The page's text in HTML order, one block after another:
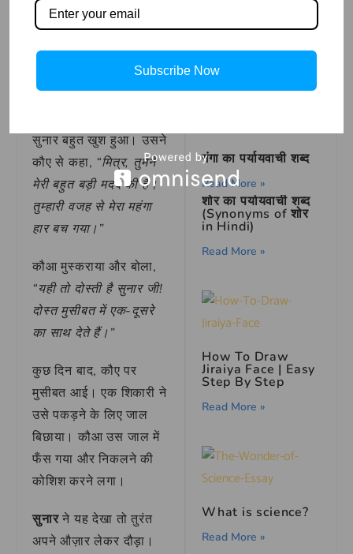
आस-पास के लोग दौड़े
वहीं छोड़कर भाग गया। लोगों
ने सुनार को बुलाया और सारी
सुनार बहुत खुश हुआ। उसने
कौए से कहा, “मित्र, तुमने
मेरी बहुत बड़ी मदद की है।
तुम्हारी वजह से मेरा महंगा
हार बच गया।”
कौआ मुस्कराया और बोला,
“यही तो दोस्ती है सुनार जी!
दोस्त मुसीबत में एक-दूसरे
का साथ देते हैं।”
कुछ दिन बाद, कौए पर
मुसीबत आई। एक शिकारी ने
उसे पकड़ने के लिए जाल
बिछाया। कौआ उस जाल में
फँस गया और निकलने की
कोशिश करने लगा।
सुनारने यह देखा तो तुरंत
अपने औज़ार लेकर दौड़ा।
Bible Story
गंगा का पर्यायवाची शब्द
Read More »
शोर का पर्यायवाची शब्द
(Synonyms of शोर
in Hindi)
Read More »
How To Draw
Jiraiya Face | Easy
Step By Step
Read More »
What is science?
Read More »
Subscribe Now